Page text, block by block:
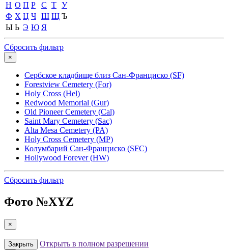
Н О П Р С Т У
Ф Х Ц Ч Ш Щ Ъ
Ы Ь Э Ю Я
Сбросить фильтр
×
Сербское кладбище близ Сан-Франциско (SF)
Forestview Cemetery (For)
Holy Cross (Hel)
Redwood Memorial (Gur)
Old Pioneer Cemetery (Cal)
Saint Mary Cemetery (Sac)
Alta Mesa Cemetery (PA)
Holy Cross Cemetery (MP)
Колумбарий Сан-Франциско (SFC)
Hollywood Forever (HW)
Сбросить фильтр
Фото №XYZ
×
Закрыть Открыть в полном разрешении